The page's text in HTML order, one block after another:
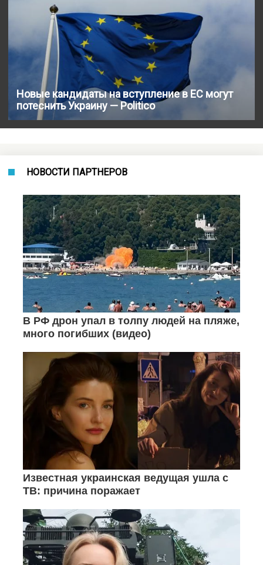
Новые кандидаты на вступление в ЕС могут
потеснить Украину — Politico
НОВОСТИ ПАРТНЕРОВ